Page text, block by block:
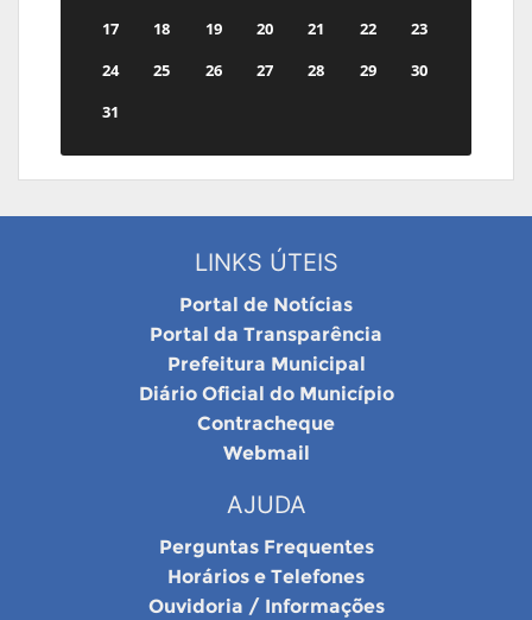
17
18 19 20 21 22
23
24
25 26 27 28 29
30
31
LINKS ÚTEIS
Portal de Notícias
Portal da Transparência
Prefeitura Municipal
Diário Oficial do Município
Contracheque
Webmail
AJUDA
Perguntas Frequentes
Horários e Telefones
Ouvidoria / Informações